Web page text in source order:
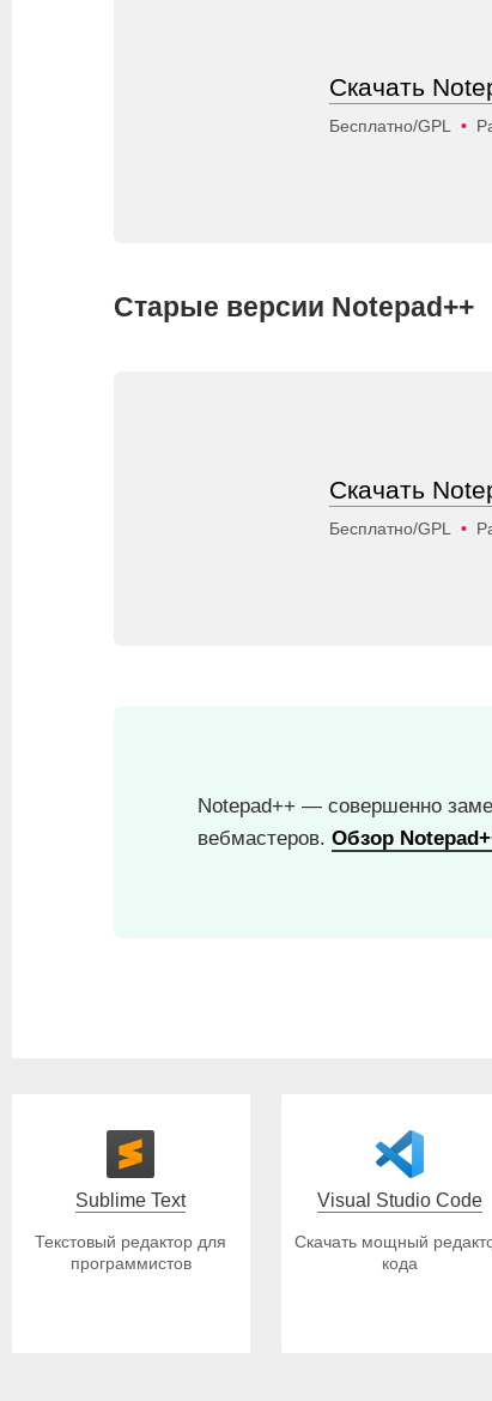
Скачать
Бесплатно/GPL •
Старые версии Notepad++
Скачать
Бесплатно/GPL •
Notepad++ — совершенно
вебмастеров. Обзор
Sublime Text
Текстовый редактор для
программистов
Visual Studio Code
Скачать мощный
кода